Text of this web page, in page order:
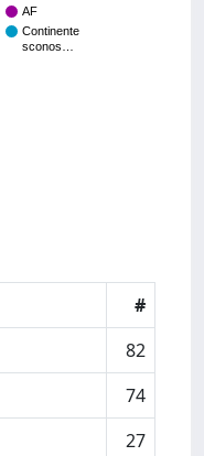
AF
Continente
sconos…
#
82
74
27